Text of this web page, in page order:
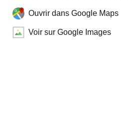
Ouvrir dans Google Maps
Voir sur Google Images